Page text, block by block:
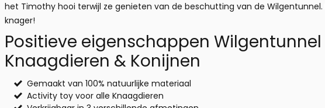
het Timothy hooi terwijl ze genieten van de beschutting van de
knager!
Positieve eigenschappen
Knaagdieren & Konijnen
Gemaakt van 100% natuurlijke materiaal
Activity toy voor alle Knaagdieren